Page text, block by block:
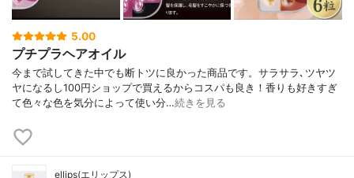
5.00
プチプラヘアオイル
今まで試してきた中でも断トツに良かった商品です。サラサラ､ツヤツ
ヤになるし100円ショップで買えるからコスパも良き！香りも好きすぎ
て色々な色を気分によって使い分…続きを見る
ellips(エリップス)